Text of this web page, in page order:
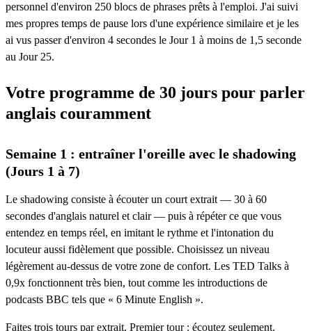
personnel d'environ 250 blocs de phrases prêts à l'emploi. J'ai suivi
mes propres temps de pause lors d'une expérience similaire et je les
ai vus passer d'environ 4 secondes le Jour 1 à moins de 1,5 seconde
au Jour 25.
Votre programme de 30 jours pour parler
anglais couramment
Semaine 1 : entraîner l'oreille avec le shadowing
(Jours 1 à 7)
Le shadowing consiste à écouter un court extrait — 30 à 60
secondes d'anglais naturel et clair — puis à répéter ce que vous
entendez en temps réel, en imitant le rythme et l'intonation du
locuteur aussi fidèlement que possible. Choisissez un niveau
légèrement au-dessus de votre zone de confort. Les TED Talks à
0,9x fonctionnent très bien, tout comme les introductions de
podcasts BBC tels que « 6 Minute English ».
Faites trois tours par extrait. Premier tour : écoutez seulement.